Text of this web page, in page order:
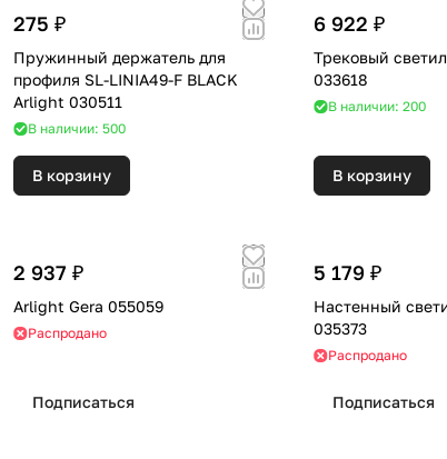
275 ₽
Пружинный держатель для
профиля SL-LINIA49-F BLACK
Arlight 030511
В наличии: 500
В корзину
6 922 ₽
Трековый
033618
В наличии: 200
В корзину
2 937 ₽
Arlight Gera 055059
Распродано
Подписаться
5 179 ₽
Настенный
035373
Распродано
Подписаться